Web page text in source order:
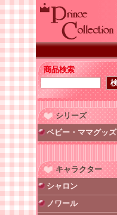
商品検索
シリーズ
ベビー・ママグッズ
キャラクター
シャロン
ノワール